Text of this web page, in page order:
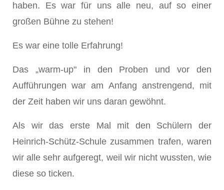
haben. Es war für uns alle neu, auf so einer
großen Bühne zu stehen!
Es war eine tolle Erfahrung!
Das „warm-up" in den Proben und vor den
Aufführungen war am Anfang anstrengend, mit
der Zeit haben wir uns daran gewöhnt.
Als wir das erste Mal mit den Schülern der
Heinrich-Schütz-Schule zusammen trafen, waren
wir alle sehr aufgeregt, weil wir nicht wussten, wie
diese so ticken.